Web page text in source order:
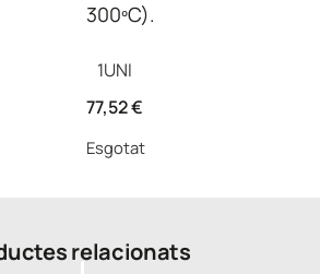
300ºC).
1UNI
77,52€
Esgotat
relacionats